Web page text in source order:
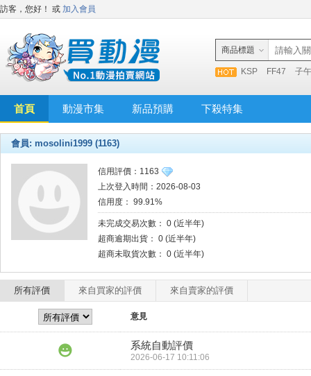
訪客，您好！ 或 加入會員
商品標題
KSP FF47 子
首頁 動漫市集 新品預購 下殺特集
會員: mosolini1999 (1163)
信用評價：1163
上次登入時間：2026-08-03
信用度： 99.91%
未完成交易次數： 0 (近半年)
超商逾期出貨： 0 (近半年)
超商未取貨次數： 0 (近半年)
所有評價 來自買家的評價 來自賣家的評價
意見
系統自動評價
2026-06-17 10:11:06